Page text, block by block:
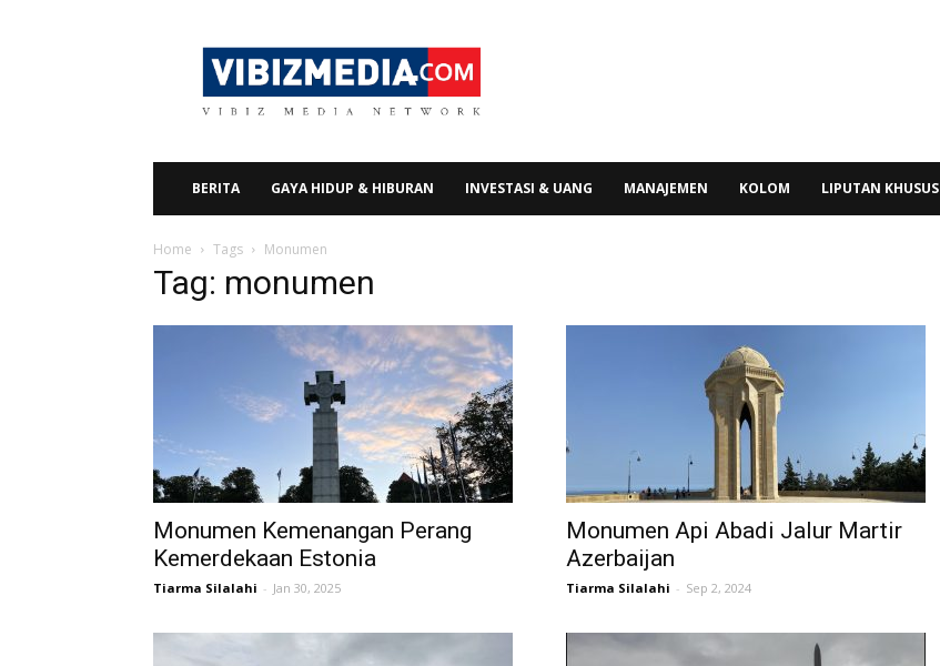
Vibizmedia.com
BERITA GAYA HIDUP & HIBURAN INVESTASI & UANG MANAJEMEN KOLOM LIPUTAN KHUSUS
Home Tags Monumen
Tag: monumen
Monumen Kemenangan Perang
Kemerdekaan Estonia
Tiarma Silalahi - Jan 30, 2025
Monumen Api Abadi Jalur Martir
Azerbaijan
Tiarma Silalahi - Sep 2, 2024